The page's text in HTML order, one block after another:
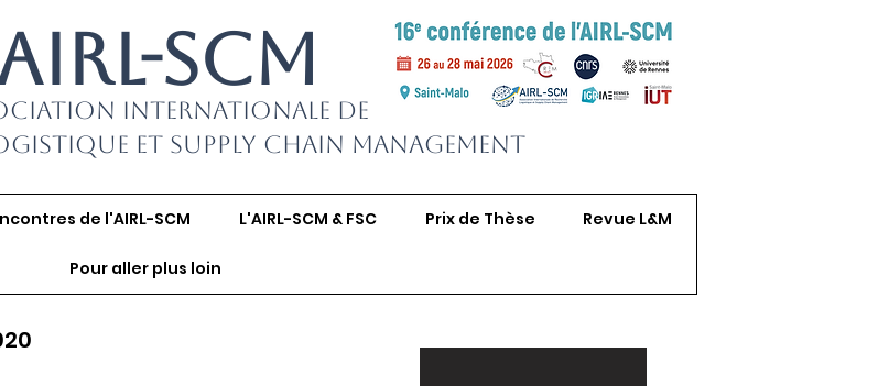
SCM
Internationale de
et Supply Chain Management
de l'AIRL-SCM L'AIRL-SCM & FSC Prix de Thèse Revue L&M
Pour aller plus loin